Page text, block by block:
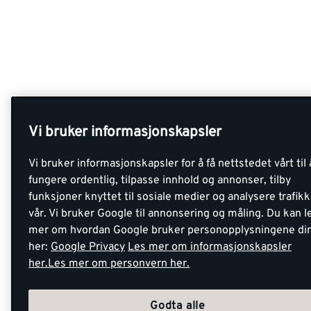
Vi bruker informasjonskapsler
Vi bruker informasjonskapsler for å få nettstedet vårt til
fungere ordentlig, tilpasse innhold og annonser, tilby
funksjoner knyttet til sosiale medier og analysere
vår. Vi bruker Google til annonsering og måling. Du kan
mer om hvordan Google bruker personopplysningene
her: Google Privacy Les mer om informasjonskapsler
her.Les mer om personvern her.
Godta alle